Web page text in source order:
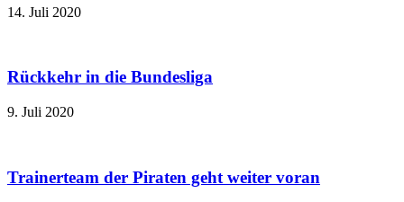
14. Juli 2020
Rückkehr in die Bundesliga
9. Juli 2020
Trainerteam der Piraten geht weiter voran